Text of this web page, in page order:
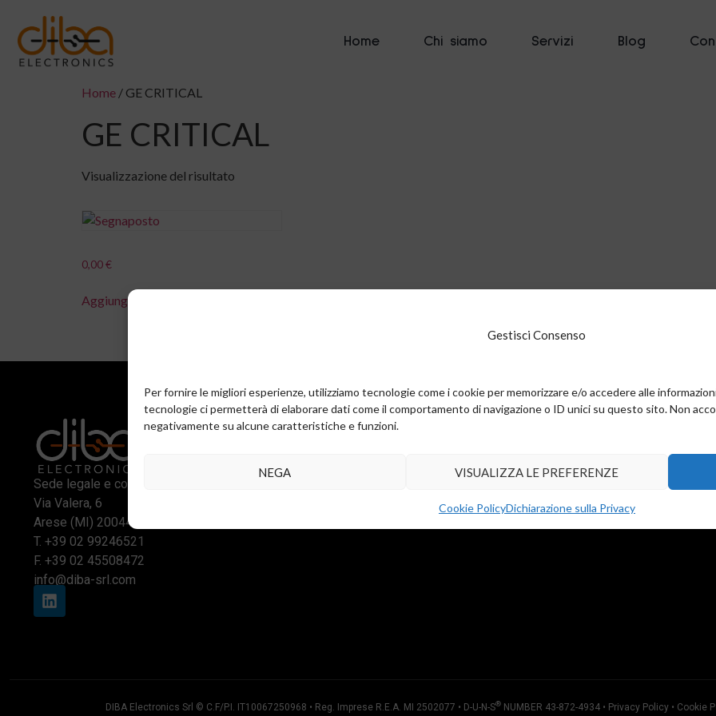
Gestisci Consenso
Per fornire le migliori esperienze, utilizziamo tecnologie come i cookie per memorizzare e/o accedere alle
tecnologie ci permetterà di elaborare dati come il comportamento di navigazione o ID unici su questo sito. Non
negativamente su alcune caratteristiche e funzioni.
NEGA VISUALIZZA LE PREFERENZE
Cookie PolicyDichiarazione sulla Privacy
Home Chi siamo Servizi Blog
Home / GE CRITICAL
GE CRITICAL
Visualizzazione del risultato
0,00€
Aggiungi al carrello
Sede legale e commerciale:
Via Valera, 6
Arese (MI) 20044
T. +39 02 99246521
F. +39 02 45508472
info@diba-srl.com
DIBA Electronics Srl © C.F/P.I. IT10067250968 • Reg. Imprese R.E.A. MI 2502077 • D-U-N-S®NUMBER 43-872-4934 • Privacy Policy• Cookie